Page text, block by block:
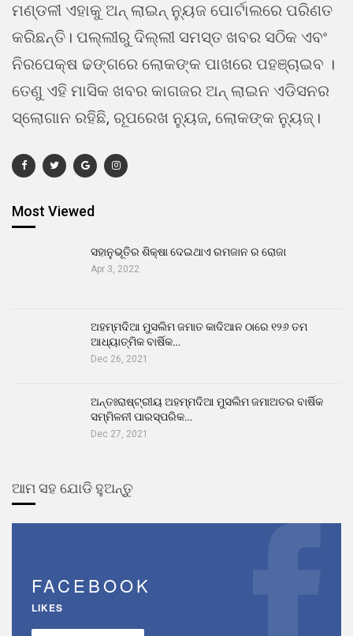
ମଣ୍ଡଳୀ ଏହାକୁ ଅନ୍ ଲାଇନ୍ ନ୍ୟୁଜ ପୋର୍ଟାଲରେ ପରିଣତ
କରିଛନ୍ତି। ପଲ୍ଲୀରୁ ଦିଲ୍ଲୀ ସମସ୍ତ ଖବର ସଠିକ ଏବଂ
ନିରପେକ୍ଷ ଢଙ୍ଗରେ ଲୋକଙ୍କ ପାଖରେ ପହଞ୍ଚାଇବ ।
ତେଣୁ ଏହି ମାସିକ ଖବର କାଗଜର ଅନ୍ ଲାଇନ ଏଡିସନର
ସ୍ଲୋଗାନ ରହିଛି, ରୂପରେଖ ନ୍ୟୁଜ, ଲୋକଙ୍କ ନ୍ୟୁଜ୍।
Most Viewed
ସହାନୁଭୂତିର ଶିକ୍ଷା ଦେଇଥାଏ ରମଜାନ ର ରୋଜା
Apr 3, 2022
ଅହମ୍ମଦିଆ ମୁସଲିମ ଜମାତ କାଦିଆନ ଠାରେ ୧୨୬ ତମ
ଆଧ୍ୟାତ୍ମିକ ବାର୍ଷିକ…
Dec 26, 2021
ଅନ୍ତଃରାଷ୍ଟ୍ରୀୟ ଅହମ୍ମଦିଆ ମୁସଲିମ ଜମାଅତର ବାର୍ଷିକ
ସମ୍ମିଳନୀ ପାରସ୍ପରିକ…
Dec 27, 2021
ଆମ ସହ ଯୋଡି ହୁଅନ୍ତୁ
FACEBOOK
LIKES